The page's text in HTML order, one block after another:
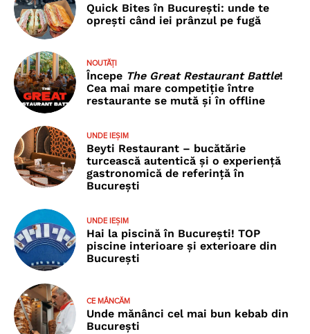
Quick Bites în București: unde te
oprești când iei prânzul pe fugă
NOUTĂȚI
Începe The Great Restaurant Battle!
Cea mai mare competiție între
restaurante se mută și în offline
UNDE IEȘIM
Beyti Restaurant – bucătărie
turcească autentică și o experiență
gastronomică de referință în
București
UNDE IEȘIM
Hai la piscină în București! TOP
piscine interioare și exterioare din
București
CE MÂNCĂM
Unde mănânci cel mai bun kebab din
București